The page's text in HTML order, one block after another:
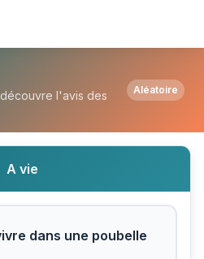
le roi mais vivre dans
l'avis des
Aléatoire
A vie
dans une poubelle